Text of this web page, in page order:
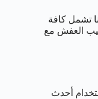
تشمل كافة
العفش مع
أحدث